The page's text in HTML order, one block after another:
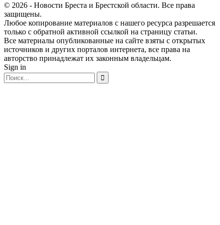
© 2026 - Новости Бреста и Брестской области. Все права
защищены.
Любое копирование материалов с нашего ресурса разрешается
только с обратной активной ссылкой на страницу статьи.
Все материалы опубликованные на сайте взяты с открытых
источников и других порталов интернета, все права на
авторство принадлежат их законным владельцам.
Sign in